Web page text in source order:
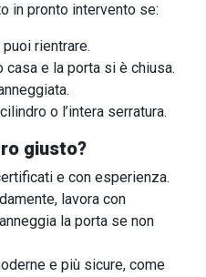
in pronto intervento se:
rientrare.
e la porta si è chiusa.
o l’intera serratura.
giusto?
e con esperienza.
lavora con
la porta se non
e più sicure, come